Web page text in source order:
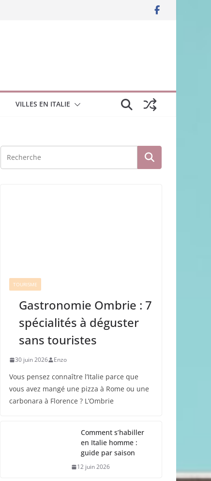
VILLES EN ITALIE
TOURISME
Gastronomie Ombrie : 7
spécialités à déguster
sans touristes
30 juin 2026 Enzo
Vous pensez connaître l’Italie parce que
vous avez mangé une pizza à Rome ou une
carbonara à Florence ? L’Ombrie
Comment s’habiller
en Italie homme :
guide par saison
12 juin 2026